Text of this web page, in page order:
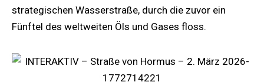
strategischen Wasserstraße, durch die zuvor ein
Fünftel des weltweiten Öls und Gases floss.